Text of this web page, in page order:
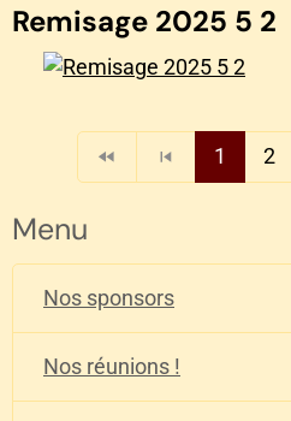
Remisage 2025 5 2
1 2
Menu
Nos sponsors
Nos réunions !